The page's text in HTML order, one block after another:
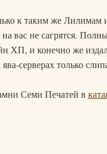
к таким же Лилимам
вас не сагрятся.
ХП, и конечно же
серверах только
Семи Печатей в